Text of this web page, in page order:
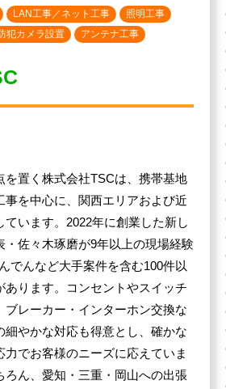
LAN工事／ネット工事
照明工事
犯カメラ設置 アンテナ工事
を置く株式会社TSCは、携帯基地
事を中心に、関西エリアおよび近
ています。2022年に創業した新し
・佐々木琢磨が9年以上の現場経験
でんなど大手案件を含む100件以
あります。コンセントやスイッチ
ブレーカー・インターホン交換な
細やかな対応も得意とし、確かな
力でお客様のニーズに応えていま
ろん、愛知・三重・岡山への出張